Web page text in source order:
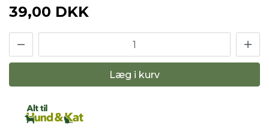
39,00 DKK
Læg i kurv